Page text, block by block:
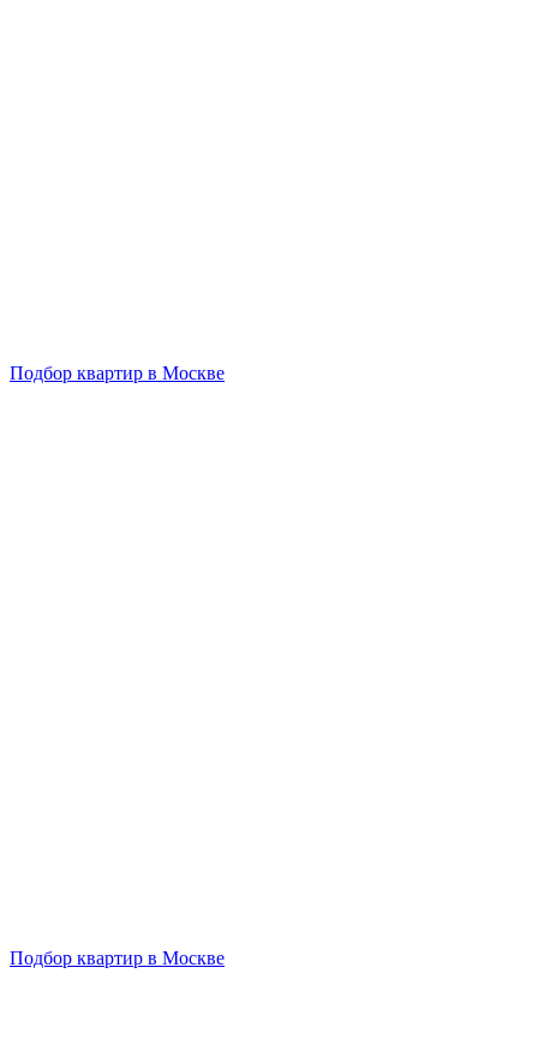
Подбор квартир в Москве
Подбор квартир в Москве